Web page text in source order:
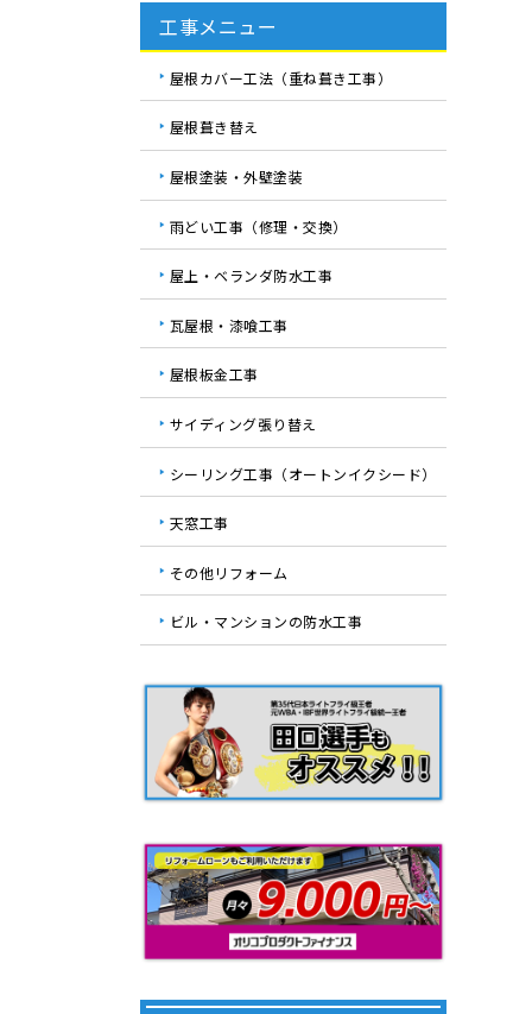
工事メニュー
屋根カバー工法（重ね葺き工事）
屋根葺き替え
屋根塗装・外壁塗装
雨どい工事（修理・交換）
屋上・ベランダ防水工事
瓦屋根・漆喰工事
屋根板金工事
サイディング張り替え
シーリング工事（オートンイクシード）
天窓工事
その他リフォーム
ビル・マンションの防水工事